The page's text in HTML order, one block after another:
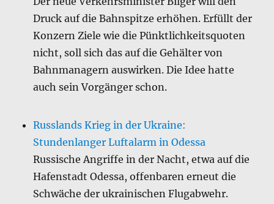
Druck auf die Bahnspitze erhöhen. Erfüllt der
Konzern Ziele wie die Pünktlichkeitsquoten
nicht, soll sich das auf die Gehälter von
Bahnmanagern auswirken. Die Idee hatte
auch sein Vorgänger schon.
Russlands Krieg in der Ukraine:
Stundenlanger Luftalarm in Odessa
Russische Angriffe in der Nacht, etwa auf die
Hafenstadt Odessa, offenbaren erneut die
Schwäche der ukrainischen Flugabwehr.